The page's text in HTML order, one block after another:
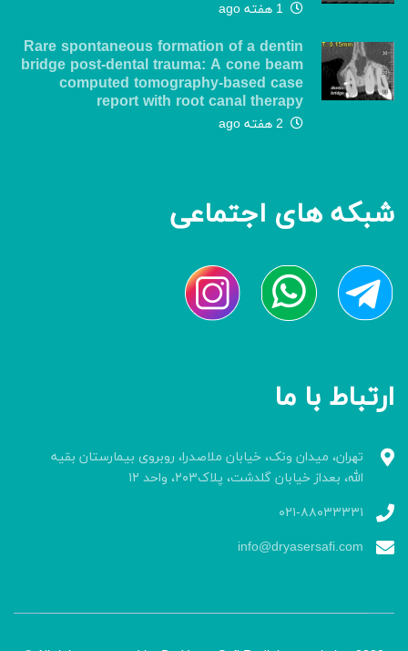
1 هفته ago
Rare spontaneous formation of a dentin
bridge post-dental trauma: A cone beam
computed tomography-based case
report with root canal therapy
2 هفته ago
شبکه های اجتماعی
ارتباط با ما
تهران، میدان ونک، خیابان ملاصدرا، روبروی بیمارستان بقیه
الله، بعداز خیابان گلدشت، پلاک۲۰۳، واحد ۱۲
۰۲۱-۸۸۰۳۳۳۳۱
info@dryasersafi.com